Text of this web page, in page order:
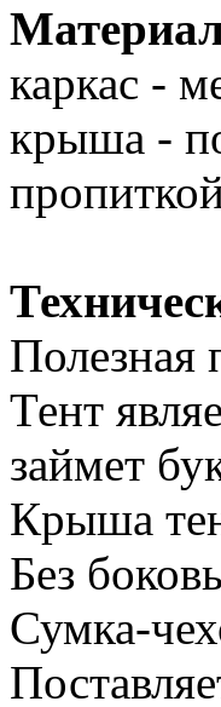
каркас -
крыша -
Полезная
Тент
займет
Крыша
Без
Сумка-